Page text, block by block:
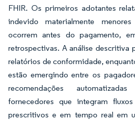
FHIR. Os primeiros adotantes
indevido materialmente
ocorrem antes do pagamento,
retrospectivas. A análise descritiva
relatórios de conformidade,
estão emergindo entre os
recomendações
fornecedores que integram
prescritivos e em tempo real em